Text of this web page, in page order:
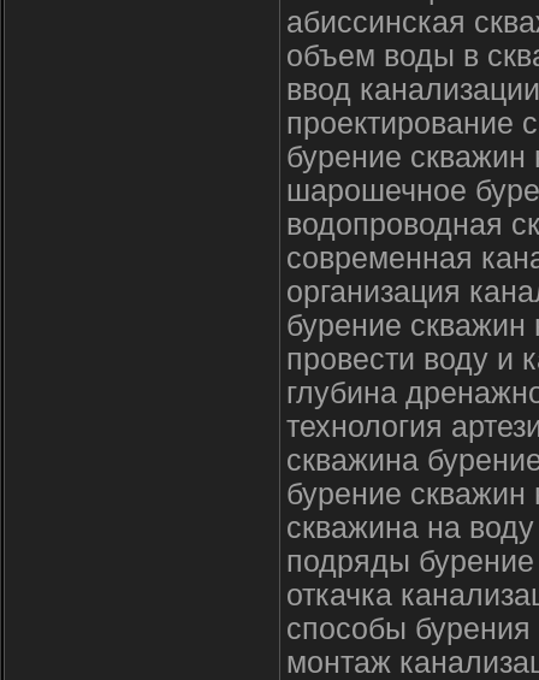
абиссинская
объем воды в
ввод
проектирование
бурение скважин
шарошечное
водопроводная
современная
организация
бурение скважин
провести воду и
глубина
технология
скважина
бурение
скважина на
подряды
откачка
способы
монтаж